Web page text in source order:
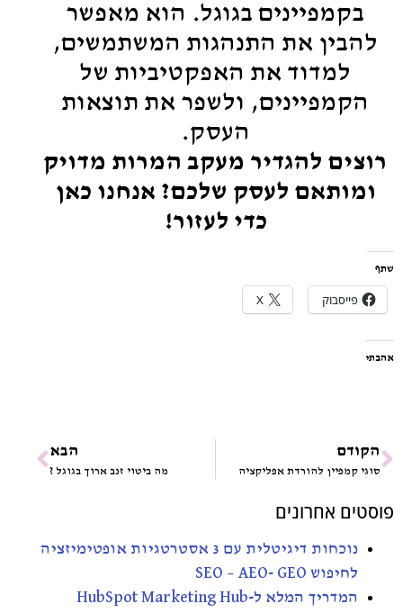
בקמפיינים בגוגל. הוא מאפשר
להבין את התנהגות המשתמשים,
למדוד את האפקטיביות של
הקמפיינים, ולשפר את תוצאות
העסק.
רוצים להגדיר מעקב המרות מדויק
ומותאם לעסק שלכם? אנחנו כאן
כדי לעזור!
שתף
פייסבוק X
אהבתי
הקודם
סוגי קמפיין להורדת אפליקציה
הבא
מה ביטוי זנב ארוך בגוגל ?
פוסטים אחרונים
נוכחות דיגיטלית עם 3 אסטרטגיות אופטימיזציה
לחיפוש SEO – AEO- GEO
המדריך המלא ל-HubSpot Marketing Hub